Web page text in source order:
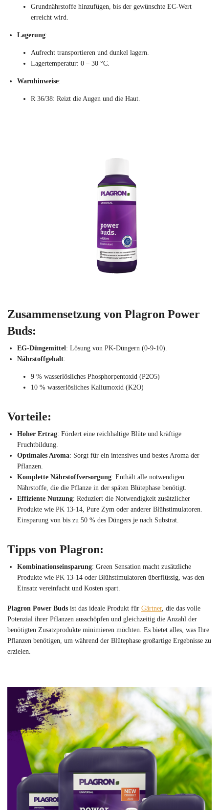
Grundnährstoffe hinzufügen, bis der gewünschte EC-Wert
erreicht wird.
Lagerung:
Aufrecht transportieren und dunkel lagern.
Lagertemperatur: 0 – 30 °C.
Warnhinweise:
R 36/38: Reizt die Augen und die Haut.
Zusammensetzung von Plagron Power
Buds:
EG-Düngemittel: Lösung von PK-Düngern (0-9-10).
Nährstoffgehalt:
9 % wasserlösliches Phosphorpentoxid (P2O5)
10 % wasserlösliches Kaliumoxid (K2O)
Vorteile:
Hoher Ertrag: Fördert eine reichhaltige Blüte und kräftige
Fruchtbildung.
Optimales Aroma: Sorgt für ein intensives und bestes Aroma der
Pflanzen.
Komplette Nährstoffversorgung: Enthält alle notwendigen
Nährstoffe, die die Pflanze in der späten Blütephase benötigt.
Effiziente Nutzung: Reduziert die Notwendigkeit zusätzlicher
Produkte wie PK 13-14, Pure Zym oder anderer Blühstimulatoren.
Einsparung von bis zu 50 % des Düngers je nach Substrat.
Tipps von Plagron:
Kombinationseinsparung: Green Sensation macht zusätzliche
Produkte wie PK 13-14 oder Blühstimulatoren überflüssig, was den
Einsatz vereinfacht und Kosten spart.
Plagron Power Buds ist das ideale Produkt für Gärtner, die das volle
Potenzial ihrer Pflanzen ausschöpfen und gleichzeitig die Anzahl der
benötigten Zusatzprodukte minimieren möchten. Es bietet alles, was Ihre
Pflanzen benötigen, um während der Blütephase großartige Ergebnisse zu
erzielen.